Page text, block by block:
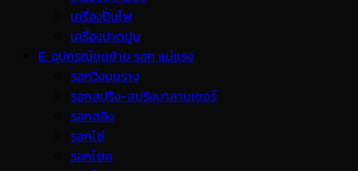
เครื่องปั่นไฟ
เครื่องปาดปูน
E. อุปกรณ์ขนย้าย รอก แม่แรง
รอกวิ่งบนราง
รอกสปริง-สปริงบาลานเซอร์
รอกสลิง
รอกโซ่
รอกโยก